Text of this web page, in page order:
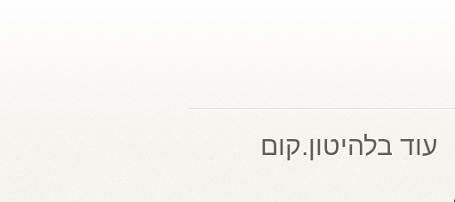
עוד בלהיטון.קום